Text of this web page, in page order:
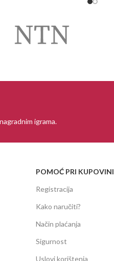
igrama.
POMOĆ PRI KUPOVINI
Registracija
Kako naručiti?
Način plaćanja
Sigurnost
Uslovi korištenja